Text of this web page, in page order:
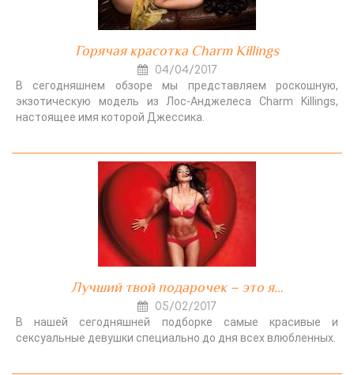
Горячая красотка Charm Killings
04/04/2017
В сегодняшнем обзоре мы представляем роскошную,
экзотическую модель из Лос-Анджелеса Charm Killings,
настоящее имя которой Джессика.
Лучший твой подарочек – это я…
05/02/2017
В нашей сегодняшней подборке самые красивые и
сексуальные девушки специально до дня всех влюбленных.